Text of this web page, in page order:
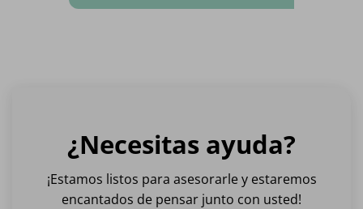
¿Necesitas ayuda?
¡Estamos listos para asesorarle y estaremos
encantados de pensar junto con usted!